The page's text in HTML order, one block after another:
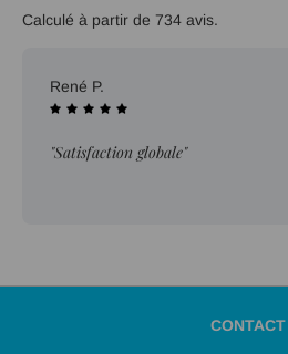
Calculé à partir de 734 avis.
René P.
"Satisfaction globale"
CONTACT